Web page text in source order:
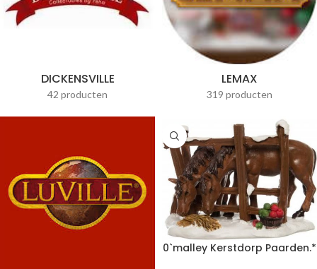
DICKENSVILLE
42 producten
LEMAX
319 producten
0`malley Kerstdorp Paarden.*